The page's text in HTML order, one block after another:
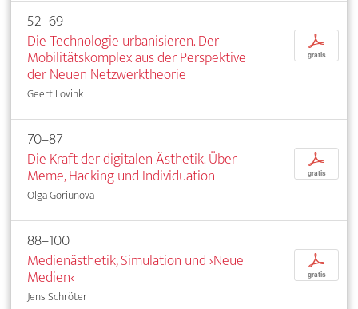
52–69
Die Technologie urbanisieren. Der
Mobilitätskomplex aus der Perspektive
der Neuen Netzwerktheorie
Geert Lovink
p
gratis
70–87
Die Kraft der digitalen Ästhetik. Über
Meme, Hacking und Individuation
Olga Goriunova
p
gratis
88–100
Medienästhetik, Simulation und ›Neue
Medien‹
Jens Schröter
p
gratis